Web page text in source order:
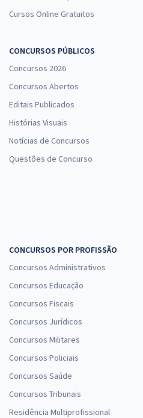
Cursos Online Gratuitos
CONCURSOS PÚBLICOS
Concursos 2026
Concursos Abertos
Editais Publicados
Histórias Visuais
Notícias de Concursos
Questões de Concurso
CONCURSOS POR PROFISSÃO
Concursos Administrativos
Concursos Educação
Concursos Fiscais
Concursos Jurídicos
Concursos Militares
Concursos Policiais
Concursos Saúde
Concursos Tribunais
Residência Multiprofissional